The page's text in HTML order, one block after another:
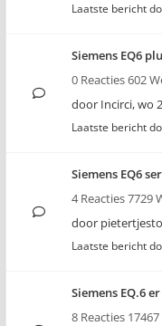
Laatste bericht
Siemens EQ6
0 Reacties 602
door Incirci,wo
Laatste bericht
Siemens EQ6
4 Reacties 7729
door
Laatste bericht
Siemens EQ.6
8 Reacties